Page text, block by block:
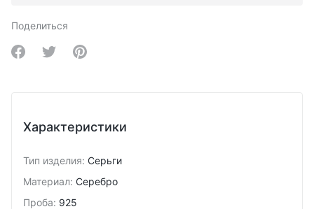
Поделиться
Share on Facebook
Share on Twitter
Share on Pinterest
Характеристики
Тип изделия: Серьги
Материал: Серебро
Проба: 925